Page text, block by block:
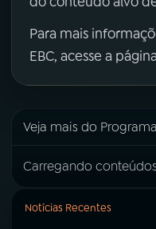
Para mais
EBC, acesse a
Veja mais do Programa
Carregando
Notícias Recentes